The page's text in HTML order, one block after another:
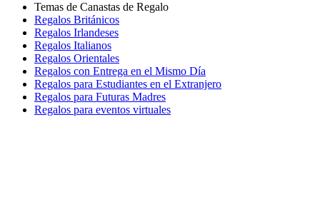
Temas de Canastas de Regalo
Regalos Británicos
Regalos Irlandeses
Regalos Italianos
Regalos Orientales
Regalos con Entrega en el Mismo Día
Regalos para Estudiantes en el Extranjero
Regalos para Futuras Madres
Regalos para eventos virtuales